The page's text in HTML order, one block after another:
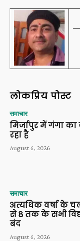
लोकप्रिय पोस्ट
समाचार
मिर्जापुर में गंगा
रहा है
August 6, 2026
समाचार
अत्यधिक वर्षा के
से 8 तक के सभी
बंद
August 6, 2026